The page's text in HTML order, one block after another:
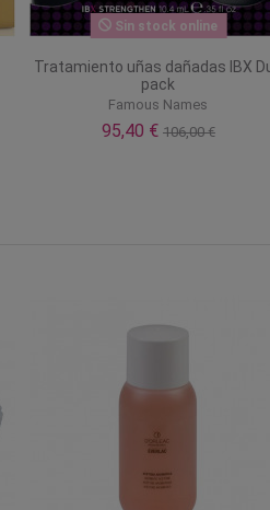
Sin stock online
Tratamiento uñas dañadas IBX
pack
Famous Names
95,40 € 106,00 €